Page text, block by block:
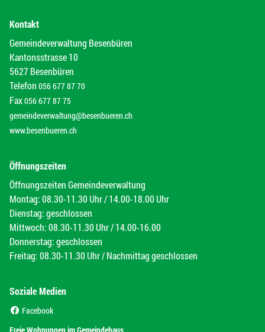
Kontakt
Gemeindeverwaltung Besenbüren
Kantonsstrasse 10
5627 Besenbüren
Telefon 056 677 87 70
Fax056 677 87 75
gemeindeverwaltung@besenbueren.ch
www.besenbueren.ch
Öffnungszeiten
Öffnungszeiten Gemeindeverwaltung
Montag: 08.30-11.30 Uhr / 14.00-18.00 Uhr
Dienstag: geschlossen
Mittwoch: 08.30-11.30 Uhr / 14.00-16.00
Donnerstag: geschlossen
Freitag: 08.30-11.30 Uhr / Nachmittag geschlossen
Soziale Medien
Facebook